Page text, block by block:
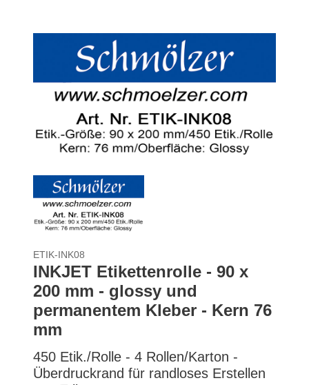
ETIK-INK08
INKJET Etikettenrolle - 90 x
200 mm - glossy und
permanentem Kleber - Kern 76
mm
450 Etik./Rolle - 4 Rollen/Karton -
Überdruckrand für randloses Erstellen